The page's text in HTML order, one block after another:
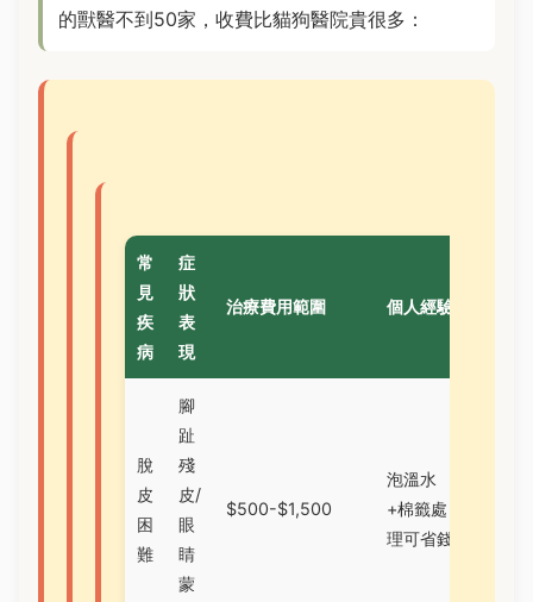
的獸醫不到50家，收費比貓狗醫院貴很多：
常
見
疾
病
症
狀
表
現
治療費用範圍 個人經驗
脫
皮
困
難
腳
趾
殘
皮/
眼
睛
蒙
$500-$1,500
泡溫水
+棉籤處
理可省錢